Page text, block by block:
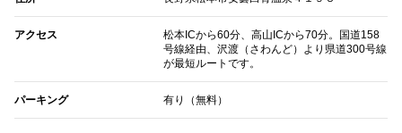
アクセス
松本ICから60分、高山ICから70分。国道158
号線経由、沢渡（さわんど）より県道300号線
が最短ルートです。
パーキング 有り（無料）